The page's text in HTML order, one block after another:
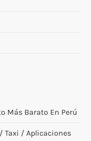
Más Barato En Perú
Taxi / Aplicaciones